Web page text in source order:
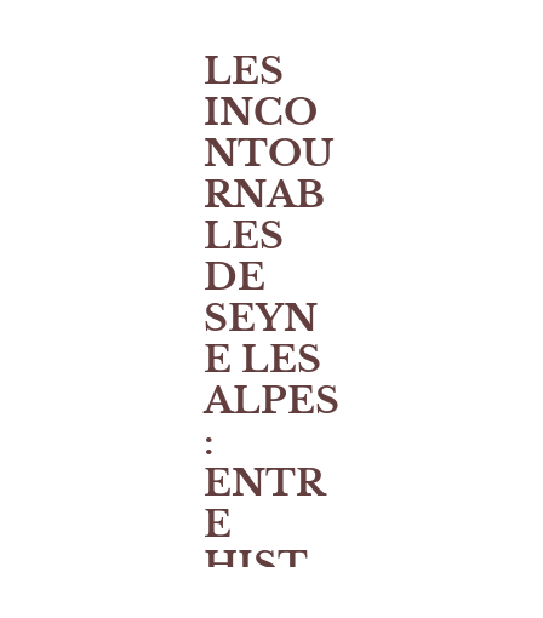
LES
INCO
NTOU
RNAB
LES
DE
SEYN
E LES
ALPES
:
ENTR
E
HIST